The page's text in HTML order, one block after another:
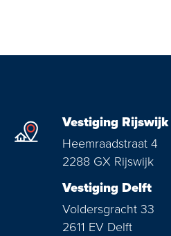
Vestiging Rijswijk
Heemraadstraat 4
2288 GX Rijswijk
Vestiging Delft
Voldersgracht 33
2611 EV Delft